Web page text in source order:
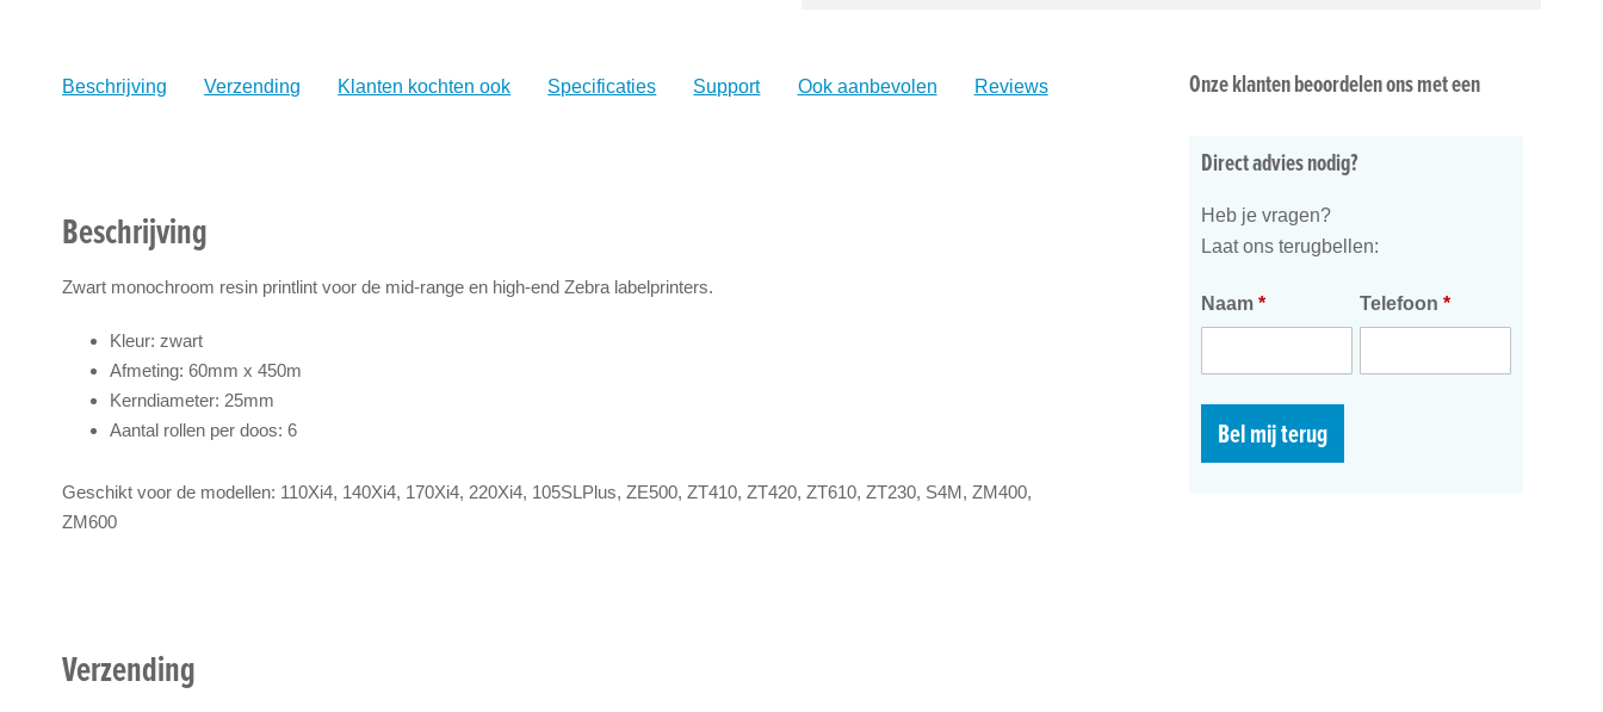
begin
Beschrijving Verzending Klanten kochten ook Specificaties Support Ook aanbevolen Reviews
Beschrijving
Zwart monochroom resin printlint voor de mid-range en high-end Zebra labelprinters.
Kleur: zwart
Afmeting: 60mm x 450m
Kerndiameter: 25mm
Aantal rollen per doos: 6
Geschikt voor de modellen: 110Xi4, 140Xi4, 170Xi4, 220Xi4, 105SLPlus, ZE500, ZT410, ZT420, ZT610, ZT230, S4M, ZM400,
ZM600
Verzending
Onze klanten beoordelen ons met een
Direct advies nodig?
Heb je vragen?
Laat ons terugbellen:
Naam * Telefoon *
Bel mij terug